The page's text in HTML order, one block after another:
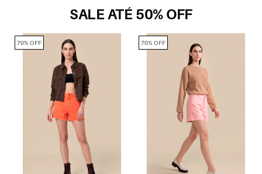
SALE ATÉ 50% OFF
70% OFF 70% OFF